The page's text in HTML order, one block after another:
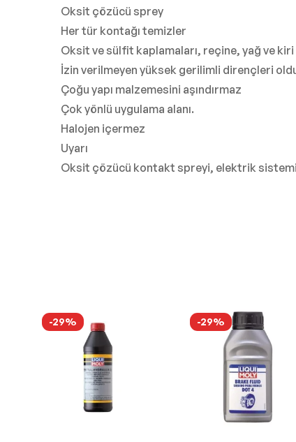
Oksit çözücü sprey
Her tür kontağı temizler
Oksit ve sülfit kaplamaları, reçine, yağ ve
İzin verilmeyen yüksek gerilimli dirençleri
Çoğu yapı malzemesini aşındırmaz
Çok yönlü uygulama alanı.
Halojen içermez
Uyarı
Oksit çözücü kontakt spreyi, elektrik sistemi
-29% -29%